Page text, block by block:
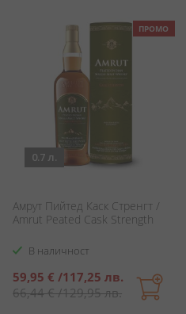
ПРОМО
0.7 л.
Амрут Пийтед Каск Стренгт /
Amrut Peated Cask Strength
В наличност
Специална
цена
59,95 € /117,25 лв.
66,44 €/129,95 лв.